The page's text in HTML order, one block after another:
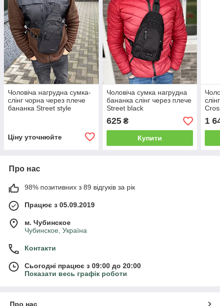
Чоловіча нагрудна сумка-
слінг чорна через плече
бананка Street style
Ціну уточнюйте
Чоловіча сумка нагрудна
бананка слінг через плече
Street black
625₴
Купити
1
Про нас
98% позитивних з 89 відгуків за рік
Працює з 05.09.2019
м. Чубинское
Чубинское, Україна
Контакти
Сьогодні працює з 09:00 до 20:00
Показати весь графік роботи
Про нас